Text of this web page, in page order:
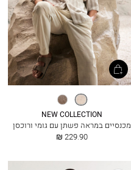
שמנתאגוז
NEW COLLECTION
מכנסיים במראה פשתן עם גומי ורוכסן
החל
229.90 ₪